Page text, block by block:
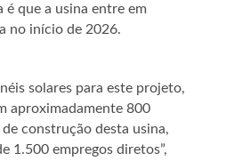
que a usina entre em
no início de 2026.
solares para este projeto,
aproximadamente 800
construção desta usina,
1.500 empregos diretos”,